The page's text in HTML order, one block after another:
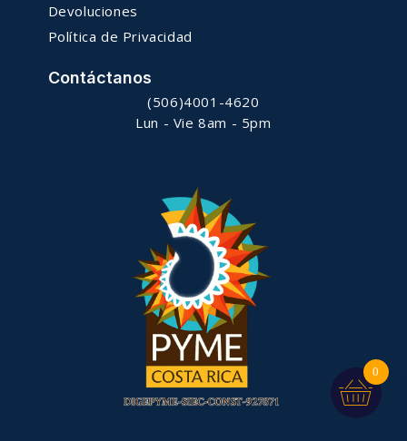
Devoluciones
Política de Privacidad
Contáctanos
(506)4001-4620
Lun - Vie 8am - 5pm
0